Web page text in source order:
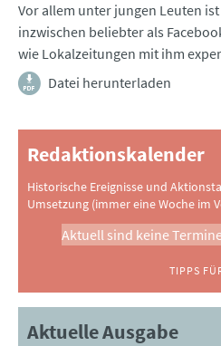
Vor allem unter jungen Leuten
inzwischen beliebter als
wie Lokalzeitungen mit ihm
Datei herunterladen
Redaktionskalender
Historische Ereignisse und
Umsetzung (immer eine Woche im
Aktuell sind keine
TIPPS
Aktuelle Ausgabe